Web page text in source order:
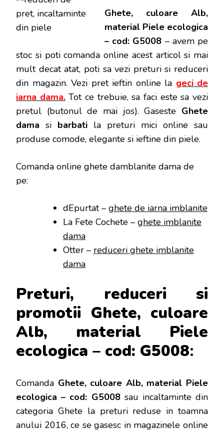
Ghete, culoare Alb,
material Piele ecologica
– cod: G5008 – avem pe
stoc si poti comanda online acest articol si mai
mult decat atat, poti sa vezi preturi si reduceri
din magazin. Vezi pret ieftin online la geci de
iarna dama.Tot ce trebuie, sa faci este sa vezi
pretul (butonul de mai jos). Gaseste Ghete
dama si barbati la preturi mici online sau
produse comode, elegante si ieftine din piele.
Comanda online ghete damblanite dama de
pe:
dEpurtat – ghete de iarna imblanite
La Fete Cochete – ghete imblanite
dama
Otter – reduceri ghete imblanite
dama
Preturi, reduceri si
promotii Ghete, culoare
Alb, material Piele
ecologica – cod: G5008:
Comanda Ghete, culoare Alb, material Piele
ecologica – cod: G5008sau incaltaminte din
categoria Ghete la preturi reduse in toamna
anului 2016, ce se gasesc in magazinele online